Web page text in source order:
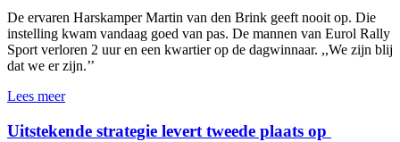
De ervaren Harskamper Martin van den Brink geeft nooit op. Die
instelling kwam vandaag goed van pas. De mannen van Eurol Rally
Sport verloren 2 uur en een kwartier op de dagwinnaar. ,,We zijn blij
dat we er zijn.’’
Lees meer
Uitstekende strategie levert tweede plaats op